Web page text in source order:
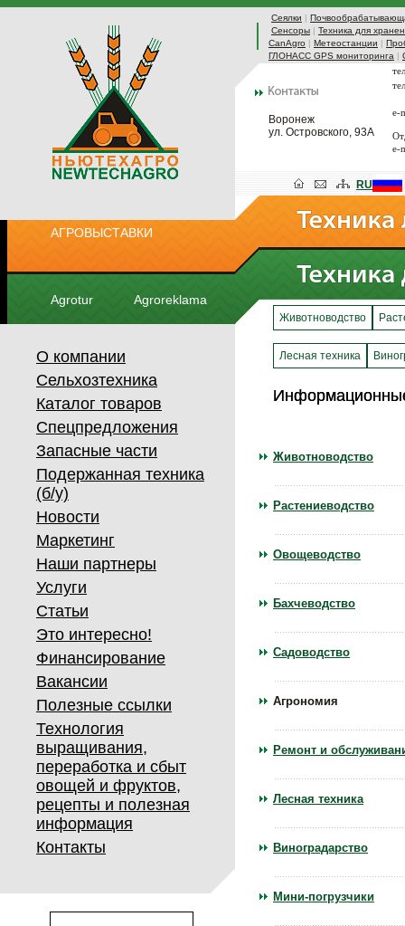
Сеялки |
Сенсоры | Техника для
CanAgro | Метеостанции |
ГЛОНАСС GPS мониторинга |
Воронеж
ул. Островского, 93А
e-
e-
АГРОВЫСТАВКИ
Agrotur Agroreklama
RU
О компании
Сельхозтехника
Каталог товаров
Спецпредложения
Запасные части
Подержанная техника
(б/у)
Новости
Маркетинг
Наши партнеры
Услуги
Статьи
Это интересно!
Финансирование
Вакансии
Полезные ссылки
Технология
выращивания,
переработка и сбыт
овощей и фруктов,
рецепты и полезная
информация
Контакты
Животноводство
Лесная техника
Животноводство
Растениеводство
Овощеводство
Бахчеводство
Садоводство
Агрономия
Ремонт и
Лесная техника
Виноградарство
Мини-погрузчики